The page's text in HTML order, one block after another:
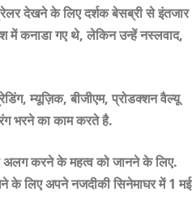
देखनेकेलिएदर्शकबेसब्रीसेइंतजार
मेंकनाडागएथे, लेकिनउन्हेंनस्लवाद,
म्यूज़िक, बीजीएम, प्रोडक्शन वैल्यू
रंग भरने का काम करते है.
अलग करने के महत्व को जानने के लिए.
के लिए अपने नजदीकी सिनेमाघर में 1 मई